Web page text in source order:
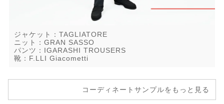
ジャケット：TAGLIATORE
ニット：GRAN SASSO
パンツ：IGARASHI TROUSERS
靴：F.LLI Giacometti
コーディネートサンプルをもっと見る